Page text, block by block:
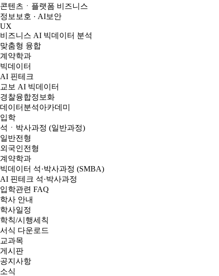
콘텐츠ㆍ플랫폼 비즈니스
정보보호 · AI보안
UX
비즈니스 AI 빅데이터 분석
맞춤형 융합
계약학과
빅데이터
AI 핀테크
교보 AI 빅데이터
경찰융합정보화
데이터분석아카데미
입학
석ㆍ박사과정 (일반과정)
일반전형
외국인전형
계약학과
빅데이터 석·박사과정 (SMBA)
AI 핀테크 석·박사과정
입학관련 FAQ
학사 안내
학사일정
학칙/시행세칙
서식 다운로드
교과목
게시판
공지사항
소식